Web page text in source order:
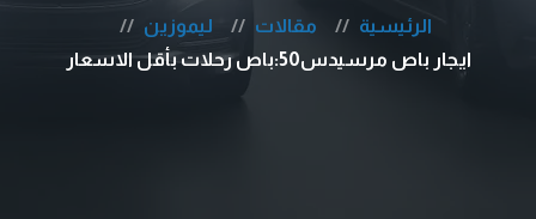
الرئيسية مقالات
ليموزين
ايجار باص مرسيدس50:باص رحلات بأقل الاسعار